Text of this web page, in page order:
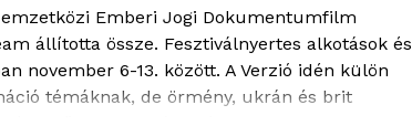
Emberi Jogi Dokumentumfilm
állította össze. Fesztiválnyertes alkotások és
november 6-13. között. A Verzió idén külön
témáknak, de örmény, ukrán és brit